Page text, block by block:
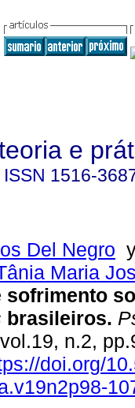
e
ISSN 1516-
Del Negro
Maria
sofrimento
brasileiros.
n.2,
doi.org/